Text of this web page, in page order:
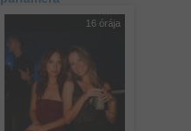
16 órája